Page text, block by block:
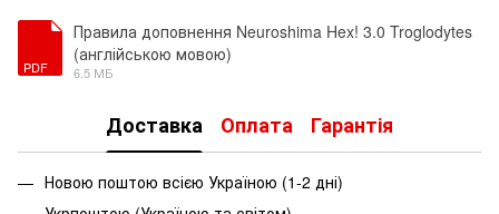
PDF
Правила доповнення Neuroshima Hex! 3.0 Troglodytes
(англійською мовою)
6.5 МБ
Доставка Оплата Гарантія
Новою поштою всією Україною (1-2 дні)